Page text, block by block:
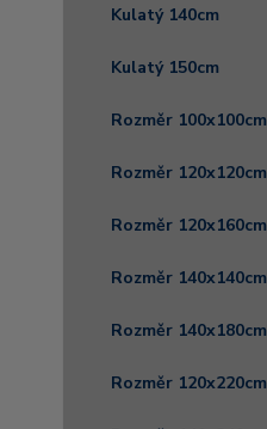
Kulatý 140cm
Kulatý 150cm
Rozměr 100x100cm
Rozměr 120x120cm
Rozměr 120x160cm
Rozměr 140x140cm
Rozměr 140x180cm
Rozměr 120x220cm